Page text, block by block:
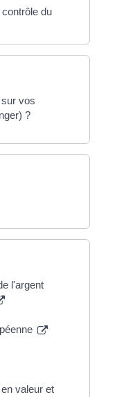
du
vos
?
l'argent
valeur et